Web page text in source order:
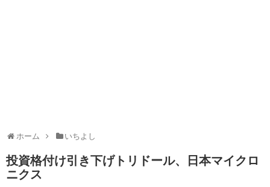
ホーム いちよし
投資格付け引き下げトリドール、日本マイクロ
ニクス